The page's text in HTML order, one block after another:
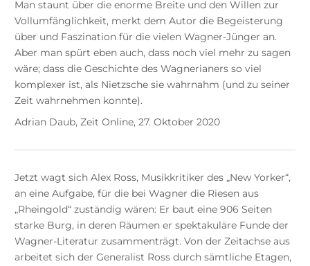
Man staunt über die enorme Breite und den Willen zur
Vollumfänglichkeit, merkt dem Autor die Begeisterung
über und Faszination für die vielen Wagner-Jünger an.
Aber man spürt eben auch, dass noch viel mehr zu sagen
wäre; dass die Geschichte des Wagnerianers so viel
komplexer ist, als Nietzsche sie wahrnahm (und zu seiner
Zeit wahrnehmen konnte).
Adrian Daub, Zeit Online, 27. Oktober 2020
Jetzt wagt sich Alex Ross, Musikkritiker des „New Yorker“,
an eine Aufgabe, für die bei Wagner die Riesen aus
„Rheingold“ zuständig wären: Er baut eine 906 Seiten
starke Burg, in deren Räumen er spektakuläre Funde der
Wagner-Literatur zusammenträgt. Von der Zeitachse aus
arbeitet sich der Generalist Ross durch sämtliche Etagen,